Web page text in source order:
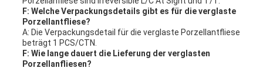
F: Welche Verpackungsdetails gibt es für die verglaste
Porzellantfliese?
A: Die Verpackungsdetail für die verglaste Porzellantfliese
beträgt 1 PCS/CTN.
F: Wie lange dauert die Lieferung der verglasten
Porzellanfliesen?